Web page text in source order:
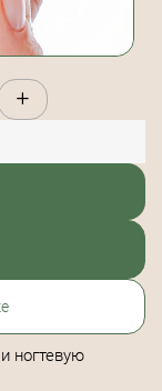
ногтевую